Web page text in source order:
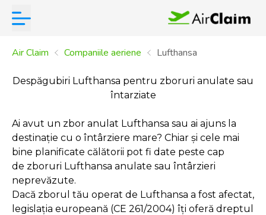
Air Claim Companiile aeriene Lufthansa
Despăgubiri Lufthansa pentru zboruri anulate sau
întarziate
Ai avut un zbor anulat Lufthansa sau ai ajuns la
destinație cu o întârziere mare? Chiar și cele mai
bine planificate călătorii pot fi date peste cap
de zboruri Lufthansa anulate sau întârzieri
neprevăzute.
Dacă zborul tău operat de Lufthansa a fost afectat,
legislația europeană (CE 261/2004) îți oferă dreptul